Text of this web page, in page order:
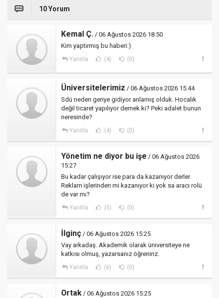
10 Yorum
Kemal Ç. / 06 Ağustos 2026 18:50
Kim yaptırmış bu haberi:)
Yanıtla (4) (0)
Üniversitelerimiz / 06 Ağustos 2026 15:44
Sdü neden geriye gidiyor anlamış olduk. Hocalık
değil ticaret yapılıyor demek ki? Peki adalet bunun
neresinde?
Yanıtla (4) (0)
Yönetim ne diyor bu işe / 06 Ağustos 2026
15:27
Bu kadar çalışıyor ise para da kazanıyor derler.
Reklam işlerinden mi kazanıyor ki yok sa aracı rolü
de var mı?
Yanıtla (5) (0)
İlginç / 06 Ağustos 2026 15:25
Vay arkadaş. Akademik olarak üniversiteye ne
katkısı olmuş, yazarsanız öğreniriz.
Yanıtla (6) (0)
Ortak / 06 Ağustos 2026 15:25